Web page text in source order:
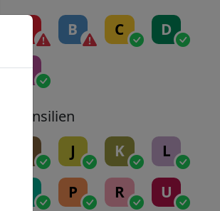
B C D
E
Transilien
J K L
P R U